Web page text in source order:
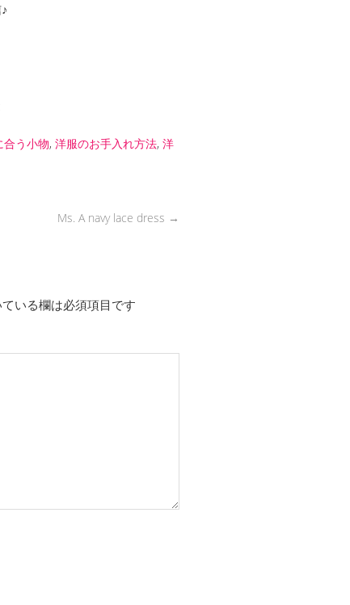
合う小物, 洋服のお手入れ方法, 洋
Ms. A navy lace dress →
いる欄は必須項目です